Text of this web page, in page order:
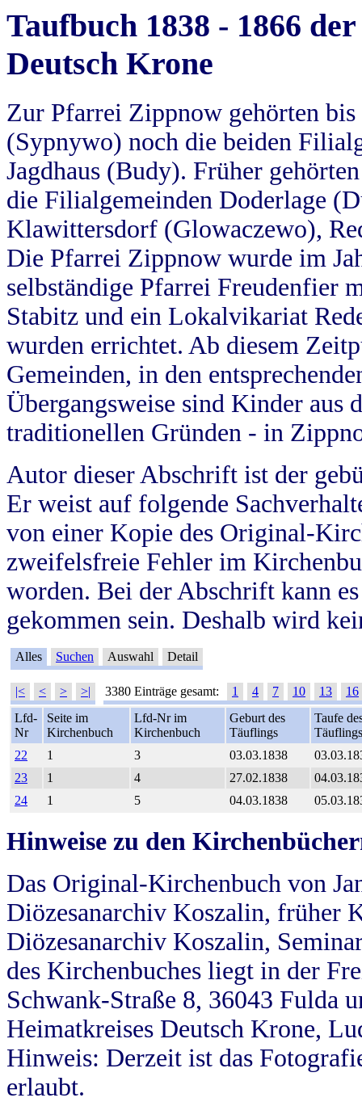
Taufbuch 1838 - 1866
Deutsch Krone
Zur Pfarrei Zippnow gehörten
(Sypnywo) noch die beiden
Jagdhaus (Budy). Früher
die Filialgemeinden Doderlage
Klawittersdorf (Glowaczewo),
Die Pfarrei Zippnow wurde im
selbständige Pfarrei Freudenfier
Stabitz und ein Lokalvikariat
wurden errichtet. Ab diesem
Gemeinden, in den
Übergangsweise sind Kinder aus
traditionellen Gründen - in
Autor dieser Abschrift ist der
Er weist auf folgende
von einer Kopie des Original-
zweifelsfreie Fehler im
worden. Bei der Abschrift kann
gekommen sein. Deshalb wird
Alles Suchen Auswahl Detail
|< < > >| 3380 Einträge gesamt: 1 4 7 10 13
16
Lfd-
Nr
Seite im
Kirchenbuch
Lfd-Nr im
Kirchenbuch
Geburt des
Täuflings
Taufe
Täuflings
22
1 3 03.03.1838
23
1 4 27.02.1838
24
1 5 04.03.1838
Hinweise zu den
Das Original-Kirchenbuch von
Diözesanarchiv Koszalin, früher
Diözesanarchiv Koszalin,
des Kirchenbuches liegt in der
Schwank-Straße 8, 36043 Fulda
Heimatkreises Deutsch Krone,
Hinweis: Derzeit ist das
erlaubt.